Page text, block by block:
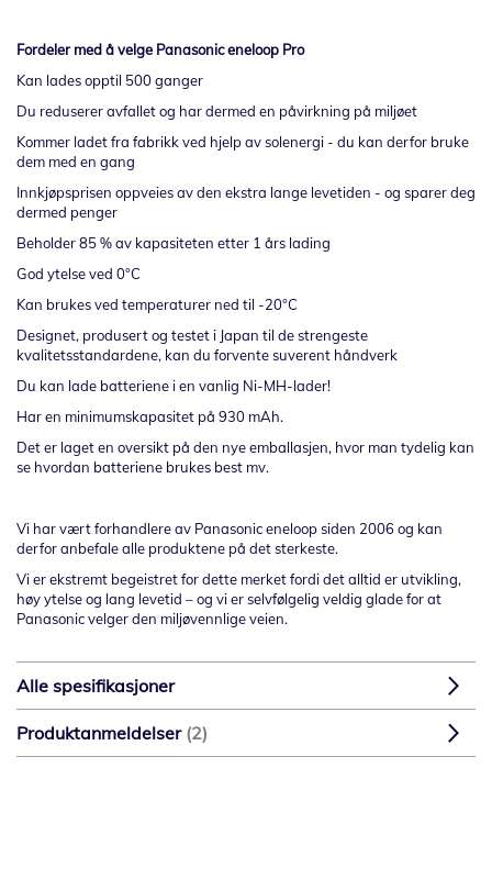
Fordeler med å velge Panasonic eneloop Pro
Kan lades opptil 500 ganger
Du reduserer avfallet og har dermed en påvirkning på miljøet
Kommer ladet fra fabrikk ved hjelp av solenergi - du kan derfor bruke
dem med en gang
Innkjøpsprisen oppveies av den ekstra lange levetiden - og sparer deg
dermed penger
Beholder 85 % av kapasiteten etter 1 års lading
God ytelse ved 0°C
Kan brukes ved temperaturer ned til -20°C
Designet, produsert og testet i Japan til de strengeste
kvalitetsstandardene, kan du forvente suverent håndverk
Du kan lade batteriene i en vanlig Ni-MH-lader!
Har en minimumskapasitet på 930 mAh.
Det er laget en oversikt på den nye emballasjen, hvor man tydelig kan
se hvordan batteriene brukes best mv.
Vi har vært forhandlere av Panasonic eneloop siden 2006 og kan
derfor anbefale alle produktene på det sterkeste.
Vi er ekstremt begeistret for dette merket fordi det alltid er utvikling,
høy ytelse og lang levetid – og vi er selvfølgelig veldig glade for at
Panasonic velger den miljøvennlige veien.
Alle spesifikasjoner
Produktanmeldelser 2